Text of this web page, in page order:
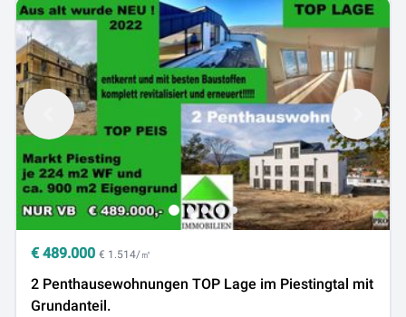
€ 489.000 € 1.514/㎡
2 Penthausewohnungen TOP Lage im Piestingtal mit
Grundanteil.